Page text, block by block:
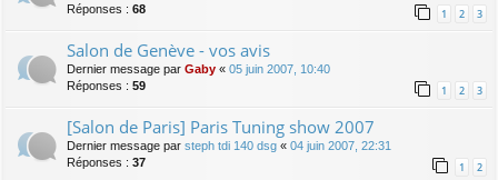
Réponses : 68 1 2 3
Salon de Genève - vos avis
Dernier message par Gaby « 05 juin 2007, 10:40
Réponses : 59 1 2 3
[Salon de Paris] Paris Tuning show 2007
Dernier message par steph tdi 140 dsg « 04 juin 2007, 22:31
Réponses : 37 1 2